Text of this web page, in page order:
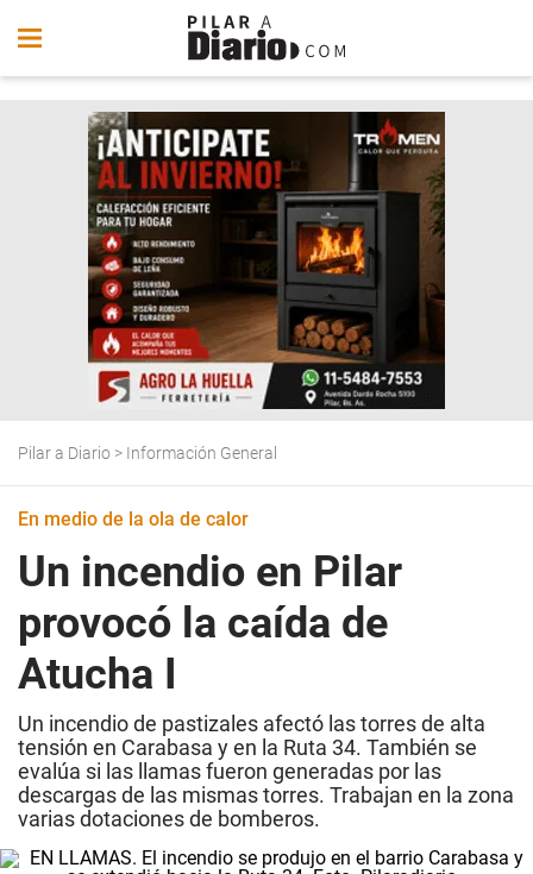
Pilar a Diario > Información General
En medio de la ola de calor
Un incendio en Pilar
provocó la caída de
Atucha I
Un incendio de pastizales afectó las torres de alta
tensión en Carabasa y en la Ruta 34. También se
evalúa si las llamas fueron generadas por las
descargas de las mismas torres. Trabajan en la zona
varias dotaciones de bomberos.